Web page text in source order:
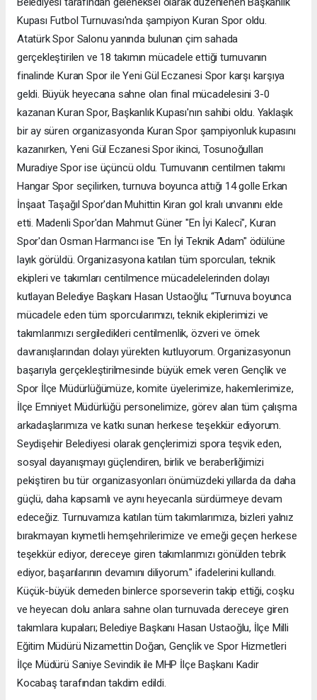
Kupası Futbol Turnuvası'nda şampiyon Kuran Spor oldu.
Atatürk Spor Salonu yanında bulunan çim sahada
gerçekleştirilen ve 18 takımın mücadele ettiği turnuvanın
finalinde Kuran Spor ile Yeni Gül Eczanesi Spor karşı karşıya
geldi. Büyük heyecana sahne olan final mücadelesini 3-0
kazanan Kuran Spor, Başkanlık Kupası'nın sahibi oldu. Yaklaşık
bir ay süren organizasyonda Kuran Spor şampiyonluk kupasını
kazanırken, Yeni Gül Eczanesi Spor ikinci, Tosunoğulları
Muradiye Spor ise üçüncü oldu. Turnuvanın centilmen takımı
Hangar Spor seçilirken, turnuva boyunca attığı 14 golle Erkan
İnşaat Taşağıl Spor'dan Muhittin Kıran gol kralı unvanını elde
etti. Madenli Spor'dan Mahmut Güner "En İyi Kaleci", Kuran
Spor'dan Osman Harmancı ise "En İyi Teknik Adam" ödülüne
layık görüldü. Organizasyona katılan tüm sporcuları, teknik
ekipleri ve takımları centilmence mücadelelerinden dolayı
kutlayan Belediye Başkanı Hasan Ustaoğlu; “Turnuva boyunca
mücadele eden tüm sporcularımızı, teknik ekiplerimizi ve
takımlarımızı sergiledikleri centilmenlik, özveri ve örnek
davranışlarından dolayı yürekten kutluyorum. Organizasyonun
başarıyla gerçekleştirilmesinde büyük emek veren Gençlik ve
Spor İlçe Müdürlüğümüze, komite üyelerimize, hakemlerimize,
İlçe Emniyet Müdürlüğü personelimize, görev alan tüm çalışma
arkadaşlarımıza ve katkı sunan herkese teşekkür ediyorum.
Seydişehir Belediyesi olarak gençlerimizi spora teşvik eden,
sosyal dayanışmayı güçlendiren, birlik ve beraberliğimizi
pekiştiren bu tür organizasyonları önümüzdeki yıllarda da daha
güçlü, daha kapsamlı ve aynı heyecanla sürdürmeye devam
edeceğiz. Turnuvamıza katılan tüm takımlarımıza, bizleri yalnız
bırakmayan kıymetli hemşehrilerimize ve emeği geçen herkese
teşekkür ediyor, dereceye giren takımlarımızı gönülden tebrik
ediyor, başarılarının devamını diliyorum." ifadelerini kullandı.
Küçük-büyük demeden binlerce sporseverin takip ettiği, coşku
ve heyecan dolu anlara sahne olan turnuvada dereceye giren
takımlara kupaları; Belediye Başkanı Hasan Ustaoğlu, İlçe Milli
Eğitim Müdürü Nizamettin Doğan, Gençlik ve Spor Hizmetleri
İlçe Müdürü Saniye Sevindik ile MHP İlçe Başkanı Kadir
Kocabaş tarafından takdim edildi.